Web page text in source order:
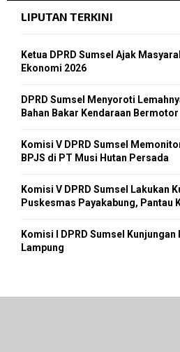
LIPUTAN TERKINI
Ketua DPRD Sumsel Ajak
Ekonomi 2026
DPRD Sumsel Menyoroti
Bahan Bakar Kendaraan Bermotor
Komisi V DPRD Sumsel
BPJS di PT Musi Hutan Persada
Komisi V DPRD Sumsel Lakukan
Puskesmas Payakabung, Pantau
Komisi I DPRD Sumsel
Lampung